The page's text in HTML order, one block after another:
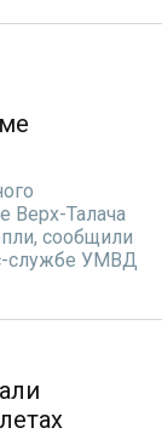
Верх-Талача
сообщили
службе УМВД